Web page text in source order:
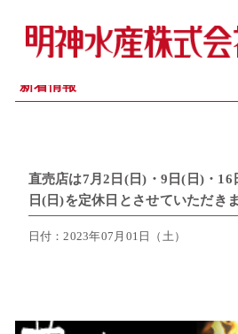
新着情報
直売店は7月2日(日)・9日(日)・16
日(日)を定休日とさせていただきま
日付：2023年07月01日（土）